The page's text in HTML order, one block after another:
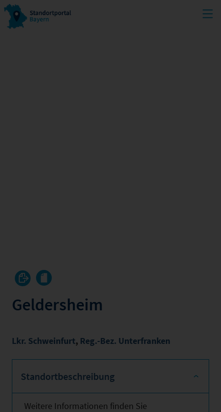
Geldersheim
Lkr. Schweinfurt, Reg.-Bez. Unterfranken
Standortbeschreibung
Weitere Informationen finden Sie